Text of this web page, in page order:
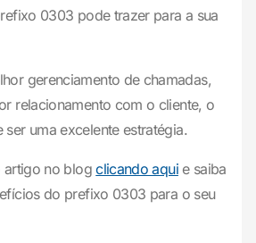
0303 pode trazer para a sua
gerenciamento de chamadas,
relacionamento com o cliente, o
uma excelente estratégia.
artigo no blogclicando aquie saiba
do prefixo 0303 para o seu